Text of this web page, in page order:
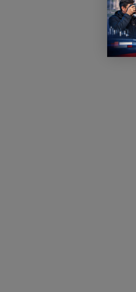
Kemba
ngkan
Potensi
Mahasi
swa
Unsri
Belajar
Langsu
ng
Proses